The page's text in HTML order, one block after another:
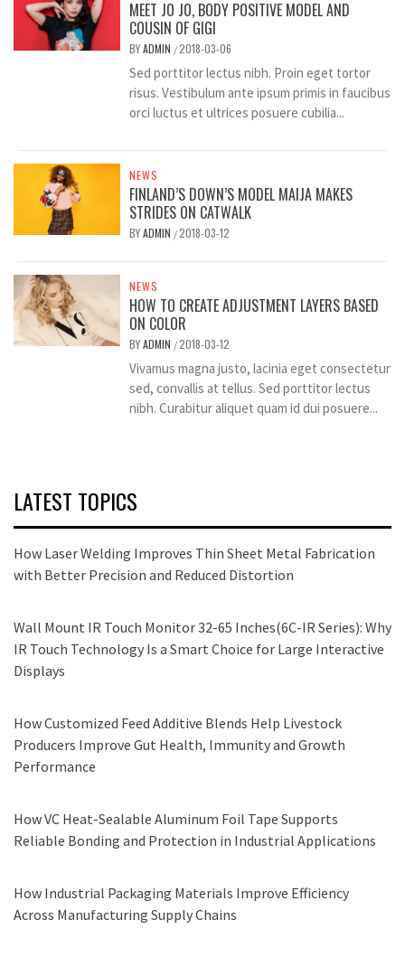
MEET JO JO, BODY POSITIVE MODEL AND
COUSIN OF GIGI
BYADMIN /2018-03-06
Sed porttitor lectus nibh. Proin eget tortor
risus. Vestibulum ante ipsum primis in faucibus
orci luctus et ultrices posuere cubilia...
NEWS
FINLAND’S DOWN’S MODEL MAIJA MAKES
STRIDES ON CATWALK
BYADMIN /2018-03-12
NEWS
HOW TO CREATE ADJUSTMENT LAYERS BASED
ON COLOR
BYADMIN /2018-03-12
Vivamus magna justo, lacinia eget consectetur
sed, convallis at tellus. Sed porttitor lectus
nibh. Curabitur aliquet quam id dui posuere...
LATEST TOPICS
How Laser Welding Improves Thin Sheet Metal Fabrication
with Better Precision and Reduced Distortion
Wall Mount IR Touch Monitor 32-65 Inches(6C-IR Series): Why
IR Touch Technology Is a Smart Choice for Large Interactive
Displays
How Customized Feed Additive Blends Help Livestock
Producers Improve Gut Health, Immunity and Growth
Performance
How VC Heat-Sealable Aluminum Foil Tape Supports
Reliable Bonding and Protection in Industrial Applications
How Industrial Packaging Materials Improve Efficiency
Across Manufacturing Supply Chains